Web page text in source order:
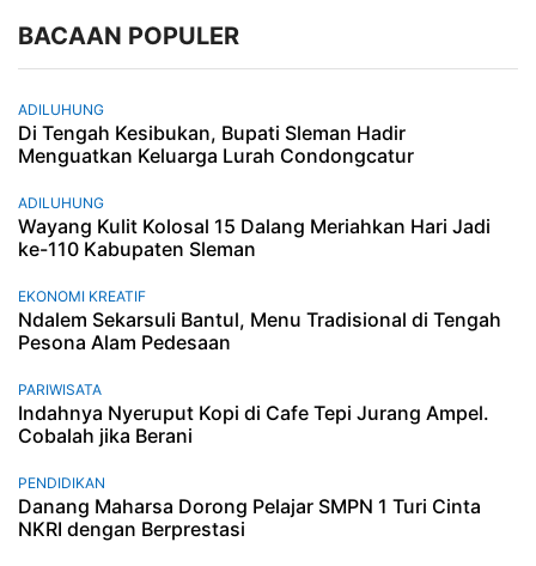
BACAAN POPULER
ADILUHUNG
Di Tengah Kesibukan, Bupati Sleman Hadir
Menguatkan Keluarga Lurah Condongcatur
ADILUHUNG
Wayang Kulit Kolosal 15 Dalang Meriahkan Hari Jadi
ke-110 Kabupaten Sleman
EKONOMI KREATIF
Ndalem Sekarsuli Bantul, Menu Tradisional di Tengah
Pesona Alam Pedesaan
PARIWISATA
Indahnya Nyeruput Kopi di Cafe Tepi Jurang Ampel.
Cobalah jika Berani
PENDIDIKAN
Danang Maharsa Dorong Pelajar SMPN 1 Turi Cinta
NKRI dengan Berprestasi